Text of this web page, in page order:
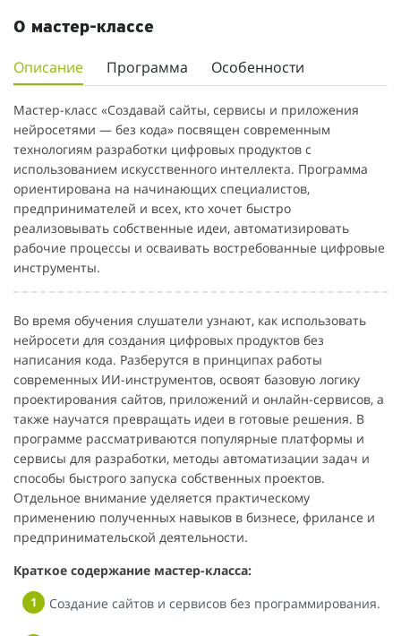
О мастер-классе
Описание Программа Особенности
Мастер-класс «Создавай сайты, сервисы и приложения
нейросетями — без кода» посвящен современным
технологиям разработки цифровых продуктов с
использованием искусственного интеллекта. Программа
ориентирована на начинающих специалистов,
предпринимателей и всех, кто хочет быстро
реализовывать собственные идеи, автоматизировать
рабочие процессы и осваивать востребованные цифровые
инструменты.
Во время обучения слушатели узнают, как использовать
нейросети для создания цифровых продуктов без
написания кода. Разберутся в принципах работы
современных ИИ-инструментов, освоят базовую логику
проектирования сайтов, приложений и онлайн-сервисов, а
также научатся превращать идеи в готовые решения. В
программе рассматриваются популярные платформы и
сервисы для разработки, методы автоматизации задач и
способы быстрого запуска собственных проектов.
Отдельное внимание уделяется практическому
применению полученных навыков в бизнесе, фрилансе и
предпринимательской деятельности.
Краткое содержание мастер-класса:
Создание сайтов и сервисов без программирования.